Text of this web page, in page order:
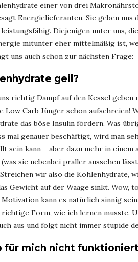
einer von drei
Energielieferanten. Sie geben
Diejenigen unter uns,
mitunter eher mittelmäßig ist,
uns auch schon zur nächsten Frage:
geil?
richtig Dampf auf den Kessel geben
Low Carb Jünger schon aufschreien!
das böse Insulin fördern. Was
mal genauer beschäftigt, wird man
sein kann – aber dazu mehr in einem
sie nebenbei praller aussehen
wir also die Kohlenhydrate,
Gewicht auf der Waage sinkt. Wow,
kann es natürlich sinnig
Form, wie ich lernen musste.
aus und folgt nicht immer stupide
für mich nicht funktioniert